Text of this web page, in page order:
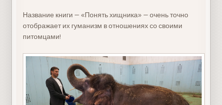
Название книги — «Понять хищника» — очень точно
отображает их гуманизм в отношениях со своими
питомцами!